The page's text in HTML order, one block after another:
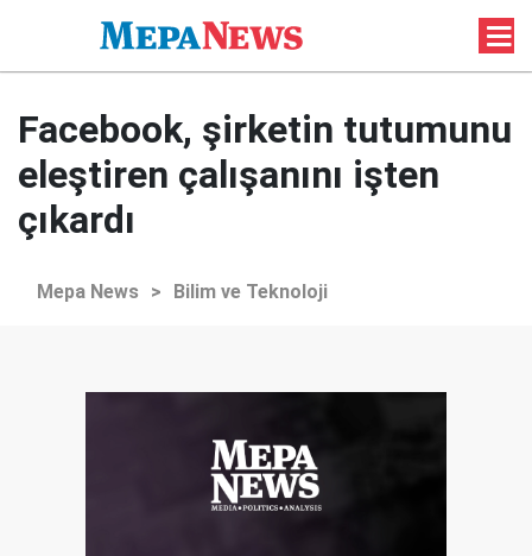
Facebook, şirketin tutumunu
eleştiren çalışanını işten
çıkardı
Mepa News > Bilim ve Teknoloji